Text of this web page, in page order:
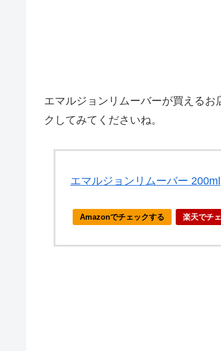
エマルジョンリムーバーが買える
クしてみてくださいね。
エマルジョンリムーバー 200ml
Amazonでチェックする 楽天でチ